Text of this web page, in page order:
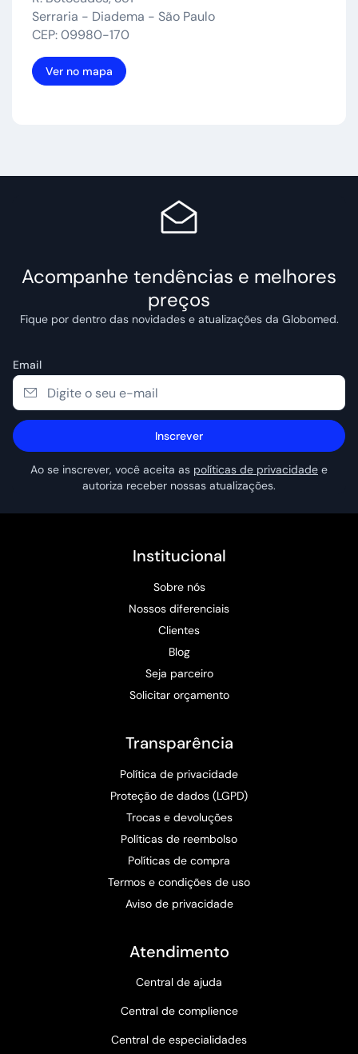
Serraria - Diadema - São Paulo
CEP: 09980-170
Ver no mapa
Acompanhe tendências e melhores
preços
Fique por dentro das novidades e atualizações da Globomed.
Email
Inscrever
Ao se inscrever, você aceita as políticas de privacidade e
autoriza receber nossas atualizações.
Institucional
Sobre nós
Nossos diferenciais
Clientes
Blog
Seja parceiro
Solicitar orçamento
Transparência
Política de privacidade
Proteção de dados (LGPD)
Trocas e devoluções
Políticas de reembolso
Políticas de compra
Termos e condições de uso
Aviso de privacidade
Atendimento
Central de ajuda
Central de complience
Central de especialidades